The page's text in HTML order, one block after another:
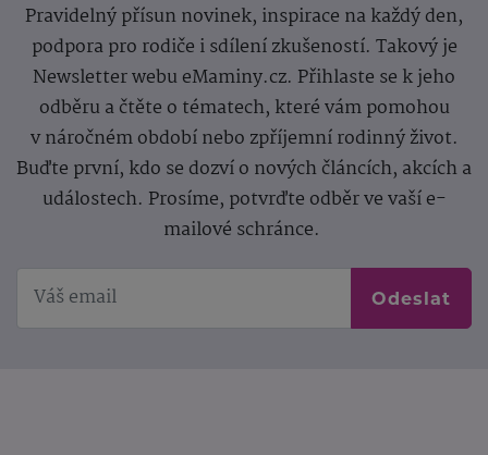
Pravidelný přísun novinek, inspirace na každý den,
podpora pro rodiče i sdílení zkušeností. Takový je
Newsletter webu eMaminy.cz. Přihlaste se k jeho
odběru a čtěte o tématech, které vám pomohou
v náročném období nebo zpříjemní rodinný život.
Buďte první, kdo se dozví o nových článcích, akcích a
událostech. Prosíme, potvrďte odběr ve vaší e-
mailové schránce.
Odeslat